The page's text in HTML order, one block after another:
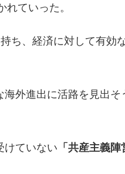
ていった。
ち、経済に対して有効
外進出に活路を見出そ
ていない 「共産主義陣